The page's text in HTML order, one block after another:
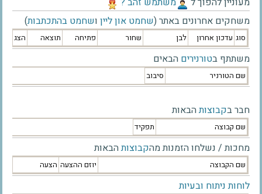
משחקים אחרונים באתר (שחמט און ליין ושחמט בהתכתבות)
סוג עדכון אחרון לבן שחור פתיחה תוצאה הצג
משתתף בטורנירים הבאים
שם הטורניר סיבוב
חבר בקבוצותהבאות
שם קבוצה תפקיד
מחכות / נשלחו הזמנות מהקבוצותהבאות
שם הקבוצה יוזם ההצעה הצעה
לוחות ניתוח ובעיות